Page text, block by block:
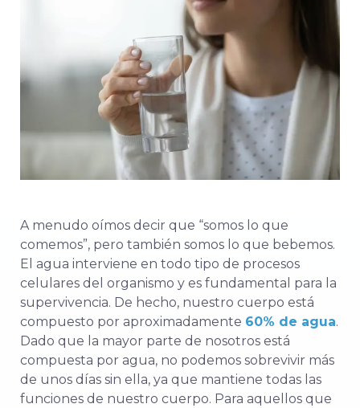
A menudo oímos decir que “somos lo que
comemos”, pero también somos lo que bebemos.
El agua interviene en todo tipo de procesos
celulares del organismo y es fundamental para la
supervivencia. De hecho, nuestro cuerpo está
compuesto por aproximadamente 60% de agua.
Dado que la mayor parte de nosotros está
compuesta por agua, no podemos sobrevivir más
de unos días sin ella, ya que mantiene todas las
funciones de nuestro cuerpo. Para aquellos que